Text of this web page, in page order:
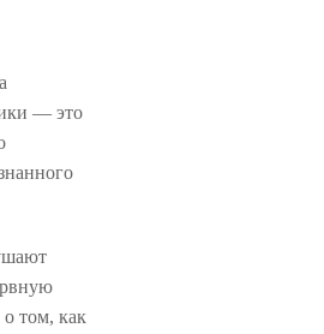
— это
том, как